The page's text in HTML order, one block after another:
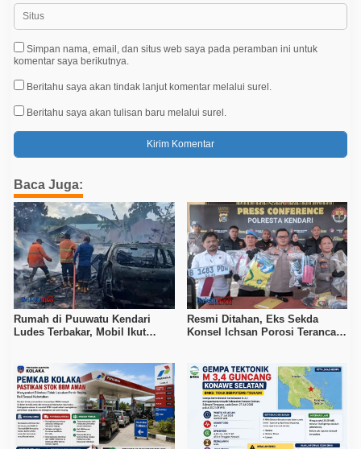
Simpan nama, email, dan situs web saya pada peramban ini untuk
komentar saya berikutnya.
Beritahu saya akan tindak lanjut komentar melalui surel.
Beritahu saya akan tulisan baru melalui surel.
Baca Juga:
Rumah di Puuwatu Kendari
Ludes Terbakar, Mobil Ikut
Resmi Ditahan, Eks Sekda
Konsel Ichsan Porosi Terancam